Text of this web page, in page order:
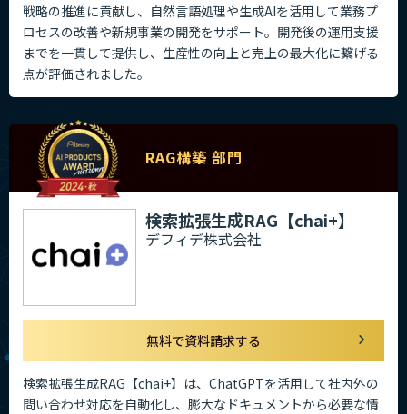
戦略の推進に貢献し、自然言語処理や生成AIを活用して業務プ
ロセスの改善や新規事業の開発をサポート。開発後の運用支援
までを一貫して提供し、生産性の向上と売上の最大化に繋げる
点が評価されました。
RAG構築 部門
検索拡張生成RAG【chai+】
デフィデ株式会社
無料で資料請求する
検索拡張生成RAG【chai+】は、ChatGPTを活用して社内外の
問い合わせ対応を自動化し、膨大なドキュメントから必要な情